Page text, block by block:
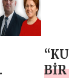
BİR